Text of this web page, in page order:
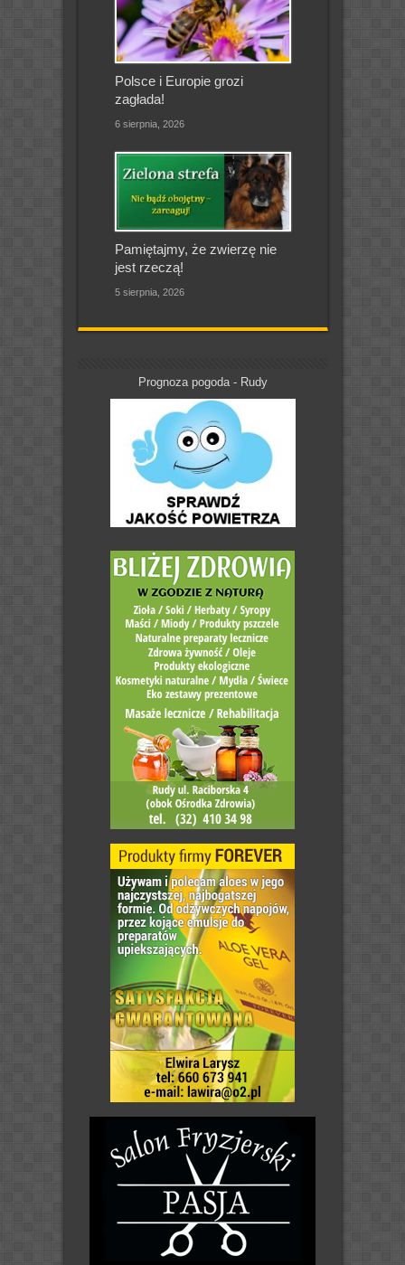
Polsce i Europie grozi
zagłada!
6 sierpnia, 2026
Pamiętajmy, że zwierzę nie
jest rzeczą!
5 sierpnia, 2026
Prognoza pogoda - Rudy